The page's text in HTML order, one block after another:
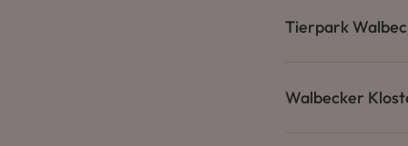
Tierpark
Walbecker